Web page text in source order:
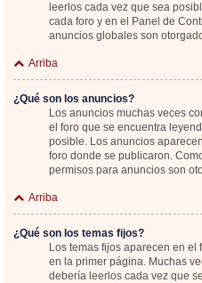
leerlos cada vez que sea
cada foro y en el Panel de
anuncios globales son
Arriba
¿Qué son los anuncios?
Los anuncios muchas veces
el foro que se encuentra
posible. Los anuncios
foro donde se publicaron.
permisos para anuncios son
Arriba
¿Qué son los temas fijos?
Los temas fijos aparecen en
en la primer página. Muchas
debería leerlos cada vez que